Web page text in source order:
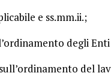
e ss.mm.ii.;
degli
del